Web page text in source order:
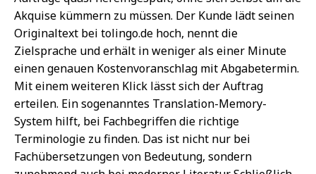
Akquise kümmern zu müssen. Der Kunde lädt seinen
Originaltext bei tolingo.de hoch, nennt die
Zielsprache und erhält in weniger als einer Minute
einen genauen Kostenvoranschlag mit Abgabetermin.
Mit einem weiteren Klick lässt sich der Auftrag
erteilen. Ein sogenanntes Translation-Memory-
System hilft, bei Fachbegriffen die richtige
Terminologie zu finden. Das ist nicht nur bei
Fachübersetzungen von Bedeutung, sondern